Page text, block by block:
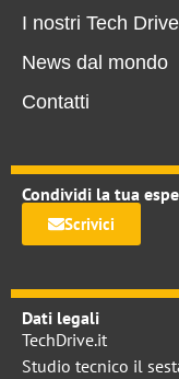
I nostri Tech Drive
News dal mondo
Contatti
Condividi la tua
Scrivici
Dati legali
TechDrive.it
Studio tecnico il